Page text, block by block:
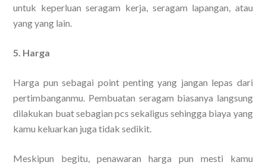
untuk keperluan seragam kerja, seragam lapangan, atau
yang yang lain.
5. Harga
Harga pun sebagai point penting yang jangan lepas dari
pertimbanganmu. Pembuatan seragam biasanya langsung
dilakukan buat sebagian pcs sekaligus sehingga biaya yang
kamu keluarkan juga tidak sedikit.
Meskipun begitu, penawaran harga pun mesti kamu